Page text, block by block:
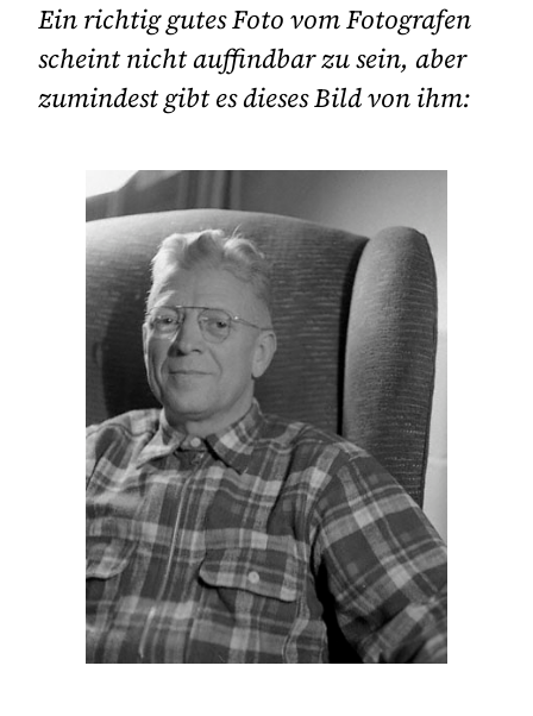
Ein richtig gutes Foto vom Fotografen
scheint nicht auffindbar zu sein, aber
zumindest gibt es dieses Bild von ihm: